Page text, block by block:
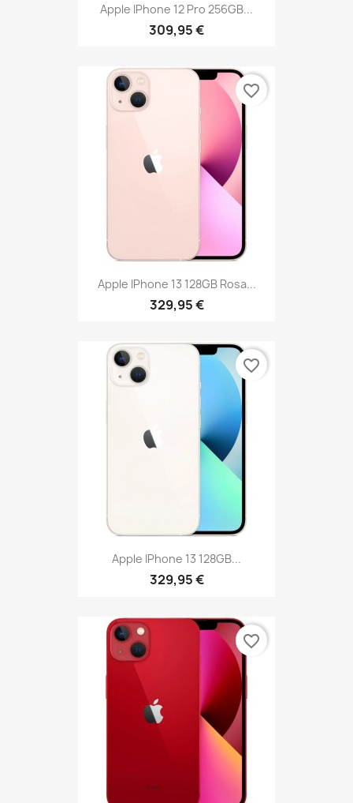
Apple IPhone 12 Pro 256GB...
309,95 €
Apple IPhone 13 128GB Rosa...
329,95 €
favorite_border
Apple IPhone 13 128GB...
329,95 €
favorite_border
favorite_border